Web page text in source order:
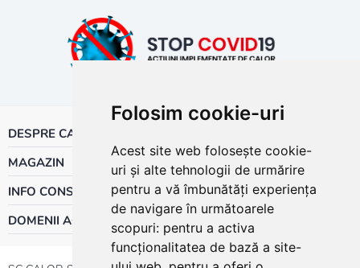
Folosim cookie-uri
Acest site web folosește cookie-
uri și alte tehnologii de urmărire
pentru a vă îmbunătăți experiența
de navigare în următoarele
scopuri: pentru a activa
funcționalitatea de bază a site-
DESPRE CALOR
MAGAZIN
INFO CONSUMATOR
DOMENII ACTIVITATE